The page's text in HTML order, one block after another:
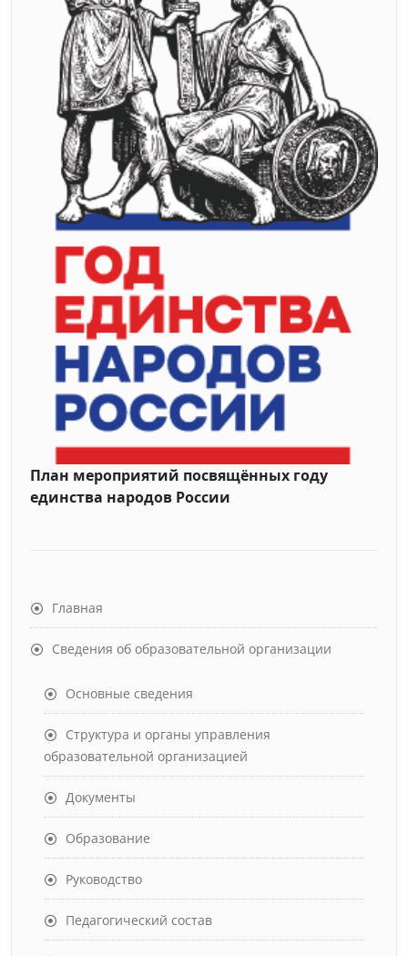
План мероприятий посвящённых году
единства народов России
Главная
Сведения об образовательной организации
Основные сведения
Структура и органы управления
образовательной организацией
Документы
Образование
Руководство
Педагогический состав